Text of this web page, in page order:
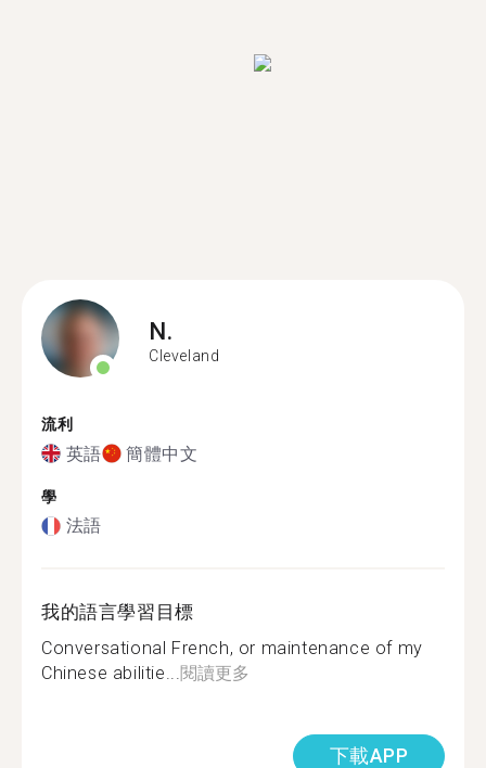
N.
Cleveland
流利
英語 簡體中文
學
法語
我的語言學習目標
Conversational French, or maintenance of my
Chinese abilitie...閱讀更多
下載APP